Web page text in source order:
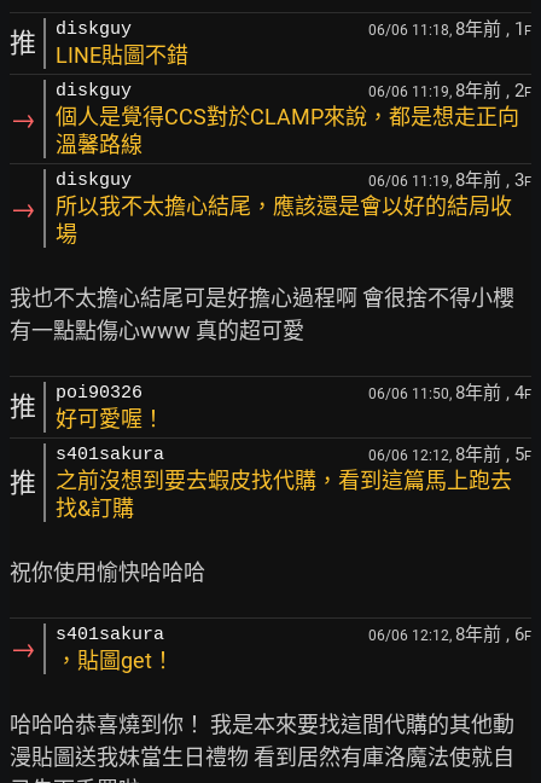
推 diskguy 06/06 11:18, 8年前 , 1 F
LINE貼圖不錯
→
diskguy 06/06 11:19, 8年前 , 2F
個人是覺得CCS對於CLAMP來說，都是想走正向
溫馨路線
→
diskguy 06/06 11:19, 8年前 , 3F
所以我不太擔心結尾，應該還是會以好的結局收
場
我也不太擔心結尾可是好擔心過程啊 會很捨不得小櫻
推 poi90326 06/06 11:50, 8年前 , 4F
好可愛喔！
推
s401sakura 06/06 12:12, 8年前 , 5F
之前沒想到要去蝦皮找代購，看到這篇馬上跑去
找&訂購
→ s401sakura 06/06 12:12, 8年前 , 6F
，貼圖get！
哈哈哈恭喜燒到你！ 我是本來要找這間代購的其他動
漫貼圖送我妹當生日禮物 看到居然有庫洛魔法使就自